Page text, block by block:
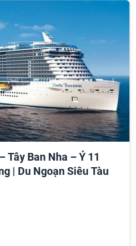
Tây Ban Nha – Ý 11
| Du Ngoạn Siêu Tàu